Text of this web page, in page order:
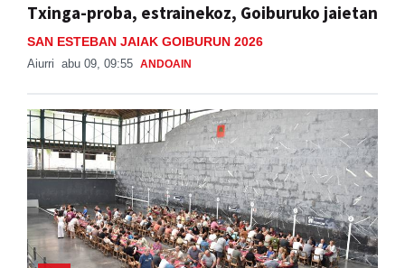
Txinga-proba, estrainekoz, Goiburuko jaietan
SAN ESTEBAN JAIAK GOIBURUN 2026
Aiurri abu 09, 09:55 ANDOAIN